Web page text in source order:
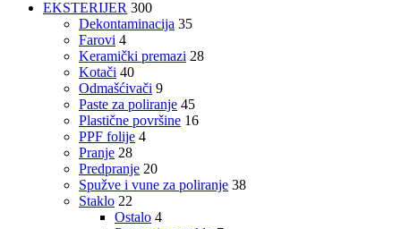
EKSTERIJER 300
Dekontaminacija 35
Farovi 4
Keramički premazi 28
Kotači 40
Odmašćivači 9
Paste za poliranje 45
Plastične površine 16
PPF folije 4
Pranje 28
Predpranje 20
Spužve i vune za poliranje 38
Staklo 22
Ostalo 4